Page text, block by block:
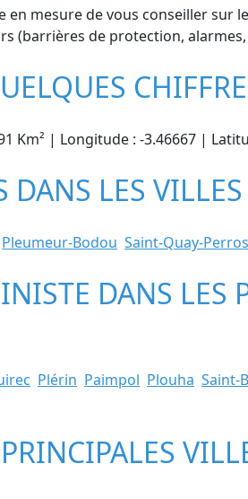
en mesure de vous conseiller
(barrières de protection,
Km² | Longitude : -3.46667 |
LES
Pleumeur-Bodou Saint-Quay-Perros
DANS LES
Plérin Paimpol Plouha Saint-